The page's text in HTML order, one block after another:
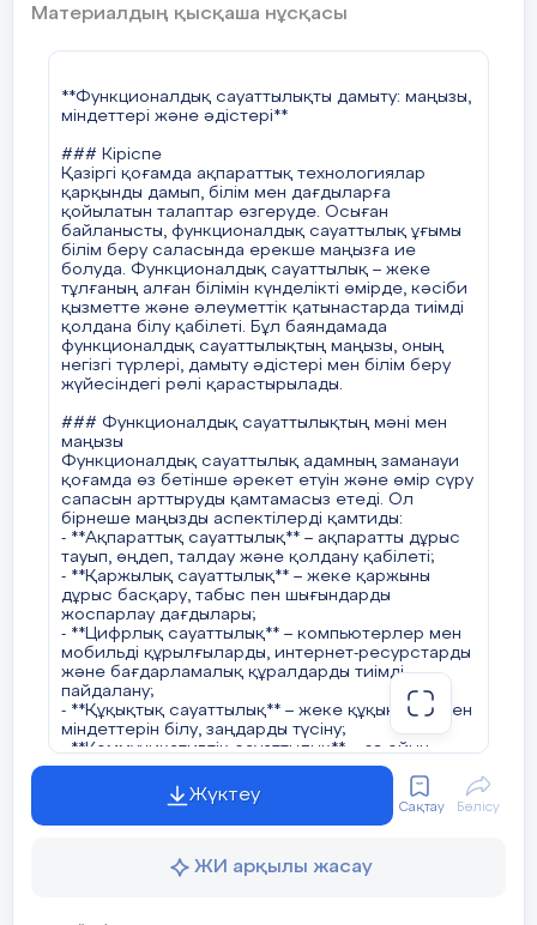
Материалдың қысқаша нұсқасы
**Функционалдық сауаттылықты дамыту: маңызы,
міндеттері және әдістері**
### Кіріспе
Қазіргі қоғамда ақпараттық технологиялар
қарқынды дамып, білім мен дағдыларға
қойылатын талаптар өзгеруде. Осыған
байланысты, функционалдық сауаттылық ұғымы
білім беру саласында ерекше маңызға ие
болуда. Функционалдық сауаттылық – жеке
тұлғаның алған білімін күнделікті өмірде, кәсіби
қызметте және әлеуметтік қатынастарда тиімді
қолдана білу қабілеті. Бұл баяндамада
функционалдық сауаттылықтың маңызы, оның
негізгі түрлері, дамыту әдістері мен білім беру
жүйесіндегі рөлі қарастырылады.
### Функционалдық сауаттылықтың мәні мен
маңызы
Функционалдық сауаттылық адамның заманауи
қоғамда өз бетінше әрекет етуін және өмір сүру
сапасын арттыруды қамтамасыз етеді. Ол
бірнеше маңызды аспектілерді қамтиды:
- **Ақпараттық сауаттылық** – ақпаратты дұрыс
тауып, өңдеп, талдау және қолдану қабілеті;
- **Қаржылық сауаттылық** – жеке қаржыны
дұрыс басқару, табыс пен шығындарды
жоспарлау дағдылары;
- **Цифрлық сауаттылық** – компьютерлер мен
мобильді құрылғыларды, интернет-ресурстарды
және бағдарламалық құралдарды тиімді
пайдалану;
- **Құқықтық сауаттылық** – жеке құқықтары мен
міндеттерін білу, заңдарды түсіну;
- **Коммуникативтік сауаттылық** – өз ойын
ашық, нақты жеткізу, пікірталас жүргізу және
келіссөздерге қатысу қабілеті.
### Функционалдық сауаттылықты дамытудың
Функционалдық сауаттылықты дамыту
білім беру** – білім беру бағдарламалары
Жүктеу
Сақтау Бөлісу
ЖИ арқылы жасау